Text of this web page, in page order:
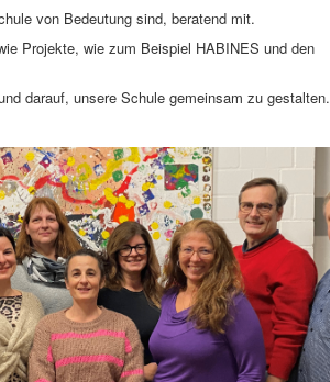
von Bedeutung sind, beratend mit.
Projekte, wie zum Beispiel HABINES und den
darauf, unsere Schule gemeinsam zu gestalten.